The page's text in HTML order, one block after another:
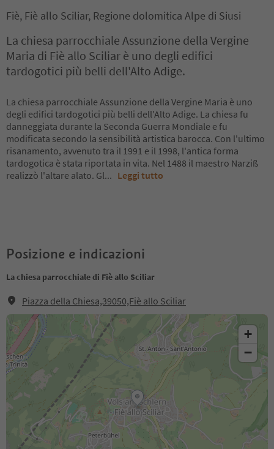
Fiè, Fiè allo Sciliar, Regione dolomitica Alpe di Siusi
La chiesa parrocchiale Assunzione della Vergine
Maria di Fiè allo Sciliar è uno degli edifici
tardogotici più belli dell'Alto Adige.
La chiesa parrocchiale Assunzione della Vergine Maria è uno
degli edifici tardogotici più belli dell'Alto Adige. La chiesa fu
danneggiata durante la Seconda Guerra Mondiale e fu
modificata secondo la sensibilità artistica barocca. Con l'ultimo
risanamento, avvenuto tra il 1991 e il 1998, l'antica forma
tardogotica è stata riportata in vita. Nel 1488 il maestro Narziß
realizzò l'altare alato. Gl... Leggi tutto
Posizione e indicazioni
La chiesa parrocchiale di Fiè allo Sciliar
Piazza della Chiesa,39050,Fiè allo Sciliar
+
−